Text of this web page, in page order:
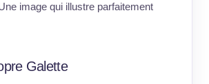
image qui illustre parfaitement
Galette